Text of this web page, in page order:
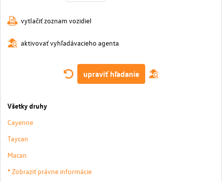
vytlačiť zoznam vozidiel
aktivovať vyhľadávacieho agenta
upraviť hľadanie
Všetky druhy
Cayenne
Taycan
Macan
* Zobraziť právne informácie